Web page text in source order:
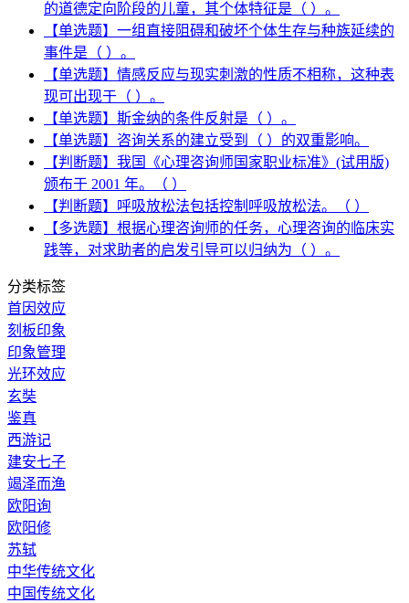
的道德定向阶段的儿童，其个体特征是（ ）。
【单选题】一组直接阻碍和破坏个体生存与种族延续的
事件是（ ）。
【单选题】情感反应与现实刺激的性质不相称，这种表
现可出现于（ ）。
【单选题】斯金纳的条件反射是（ ）。
【单选题】咨询关系的建立受到（ ）的双重影响。
【判断题】我国《心理咨询师国家职业标准》(试用版)
颁布于 2001 年。（ ）
【判断题】呼吸放松法包括控制呼吸放松法。（ ）
【多选题】根据心理咨询师的任务，心理咨询的临床实
践等，对求助者的启发引导可以归纳为（ ）。
分类标签
首因效应
刻板印象
印象管理
光环效应
玄奘
鉴真
西游记
建安七子
竭泽而渔
欧阳询
欧阳修
苏轼
中华传统文化
中国传统文化